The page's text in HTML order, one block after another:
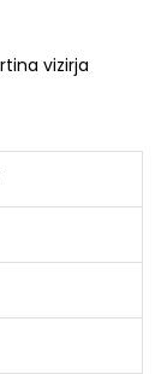
vizirja